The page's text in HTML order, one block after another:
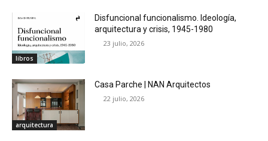
libros
Disfuncional funcionalismo. Ideología,
arquitectura y crisis, 1945-1980
23 julio, 2026
arquitectura
Casa Parche | NAN Arquitectos
22 julio, 2026